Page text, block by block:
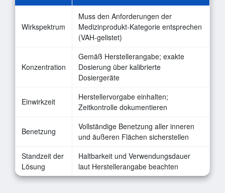
Wirkspektrum
Muss den Anforderungen der
Medizinprodukt-Kategorie entsprechen
(VAH-gelistet)
Konzentration
Gemäß Herstellerangabe; exakte
Dosierung über kalibrierte
Dosiergeräte
Einwirkzeit
Herstellervorgabe einhalten;
Zeitkontrolle dokumentieren
Benetzung
Vollständige Benetzung aller inneren
und äußeren Flächen sicherstellen
Standzeit der
Lösung
Haltbarkeit und Verwendungsdauer
laut Herstellerangabe beachten